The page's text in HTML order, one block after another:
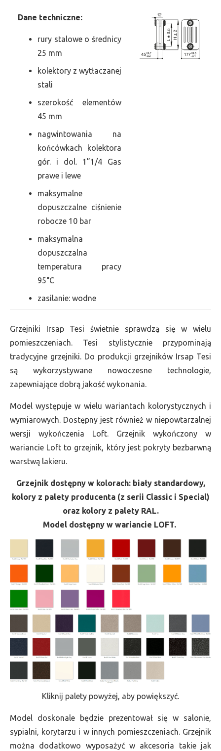
Dane techniczne:
rury stalowe o średnicy
25 mm
kolektory z wytłaczanej
stali
szerokość elementów
45 mm
nagwintowania na
końcówkach kolektora
gór. i dol. 1”1/4 Gas
prawe i lewe
maksymalne
dopuszczalne ciśnienie
robocze 10 bar
maksymalna
dopuszczalna
temperatura pracy
95°C
zasilanie: wodne
Grzejniki Irsap Tesi świetnie sprawdzą się w wielu
pomieszczeniach. Tesi stylistycznie przypominają
tradycyjne grzejniki. Do produkcji grzejników Irsap Tesi
są wykorzystywane nowoczesne technologie,
zapewniające dobrą jakość wykonania.
Model występuje w wielu wariantach kolorystycznych i
wymiarowych. Dostępny jest również w niepowtarzalnej
wersji wykończenia Loft. Grzejnik wykończony w
wariancie Loft to grzejnik, który jest pokryty bezbarwną
warstwą lakieru.
Grzejnik dostępny w kolorach: biały standardowy,
kolory z palety producenta (z serii Classic i Special)
oraz kolory z palety RAL.
Model dostępny w wariancie LOFT.
Kliknij palety powyżej, aby powiększyć.
Model doskonale będzie prezentował się w salonie,
sypialni, korytarzu i w innych pomieszczeniach. Grzejnik
można dodatkowo wyposażyć w akcesoria takie jak